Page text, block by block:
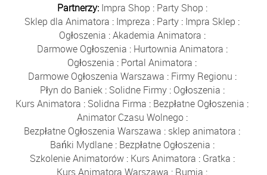
Partnerzy: Impra Shop : Party Shop :
Sklep dla Animatora : Impreza : Party : Impra Sklep :
Ogłoszenia :Akademia Animatora :
Darmowe Ogłoszenia : Hurtownia Animatora :
Ogłoszenia : Portal Animatora :
Darmowe Ogłoszenia Warszawa : Firmy Regionu :
Płyn do Baniek: Solidne Firmy: Ogłoszenia :
Kurs Animatora : Solidna Firma : Bezpłatne Ogłoszenia :
Animator Czasu Wolnego:
Bezpłatne Ogłoszenia Warszawa : sklep animatora :
Bańki Mydlane: Bezpłatne Ogłoszenia :
Szkolenie Animatorów: Kurs Animatora : Gratka :
Kurs Animatora Warszawa : Rumia :